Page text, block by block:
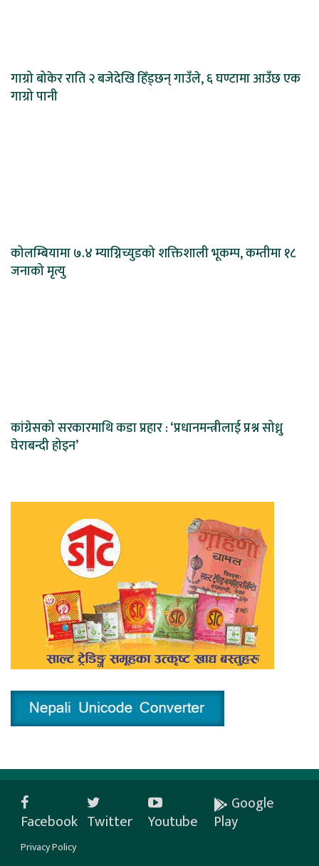
गाग्रो बोकेर राति २ बजेदेखि हिँड्छन् गाउँले, ६ घण्टामा आउँछ एक
गाग्रो पानी
कोलम्बियामा ७.४ म्याग्निच्युडको शक्तिशाली भूकम्प, कम्तीमा १८
जनाको मृत्यु
कांग्रेसको सरकारमाथि कडा प्रहार : ‘प्रधानमन्त्रीलाई प्रश्न सोध्नु
घेराबन्दी होइन’
Facebook Twitter Youtube
Google
Play
Privacy Policy